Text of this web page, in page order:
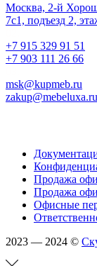
Москва, 2-й
7с1, подъезд 2,
+7 915 329 91 51
+7 903 111 26 66
msk@kupmeb.ru
zakup@mebeluxa.ru
Продажа
Продажа
Офисные
2023 — 2024 ©